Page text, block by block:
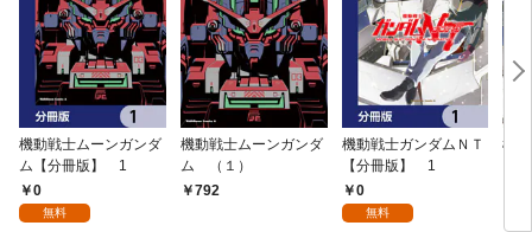
機動戦士ムーンガンダ
ム【分冊版】 1
0
無料
機動戦士ムーンガンダ
ム （１）
792
機動戦士ガンダムＮＴ
【分冊版】 1
0
無料
機